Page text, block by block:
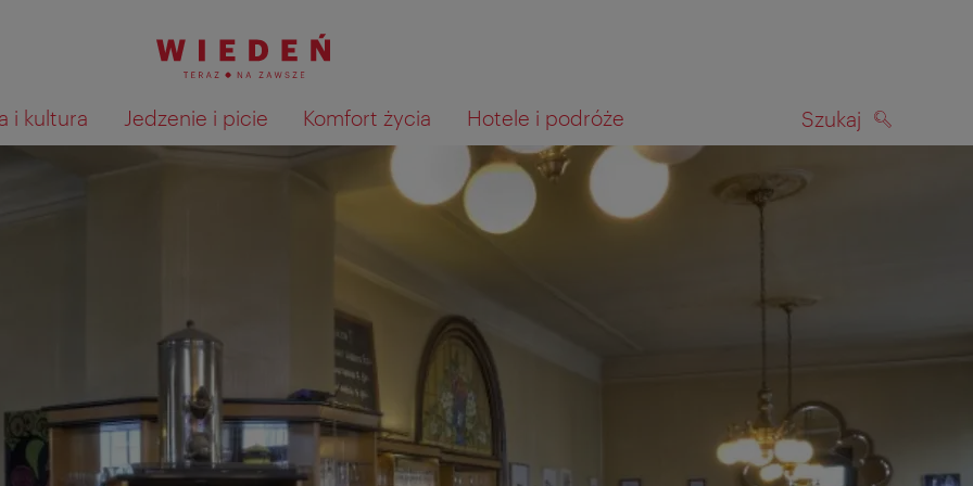
i kultura Jedzenie i picie Komfort życia Hotele i podróże Szukaj
Pokaż na mapie wyniki wyszukiwania